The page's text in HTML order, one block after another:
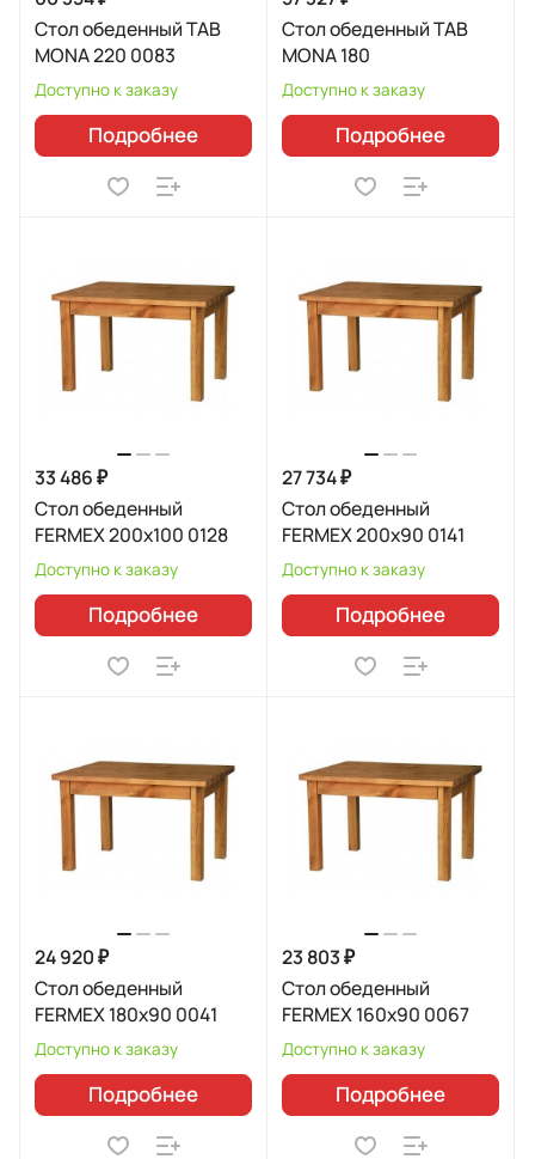
Стол обеденный TAB
MONA 220 0083
Доступно к заказу
Подробнее
Стол обеденный TAB
MONA 180
Доступно к заказу
Подробнее
33 486 ₽
Стол обеденный
FERMEX 200x100 0128
Доступно к заказу
Подробнее
27 734 ₽
Стол обеденный
FERMEX 200x90 0141
Доступно к заказу
Подробнее
24 920 ₽
Стол обеденный
FERMEX 180x90 0041
Доступно к заказу
Подробнее
23 803 ₽
Стол обеденный
FERMEX 160x90 0067
Доступно к заказу
Подробнее